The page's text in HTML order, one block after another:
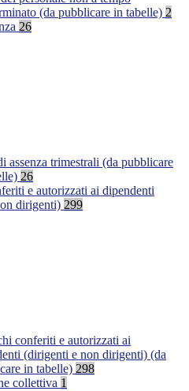
(da pubblicare in tabelle) 2
26
assenza trimestrali (da pubblicare
26
e autorizzati ai dipendenti
dirigenti) 299
conferiti e autorizzati ai
(dirigenti e non dirigenti) (da
in tabelle) 298
collettiva 1